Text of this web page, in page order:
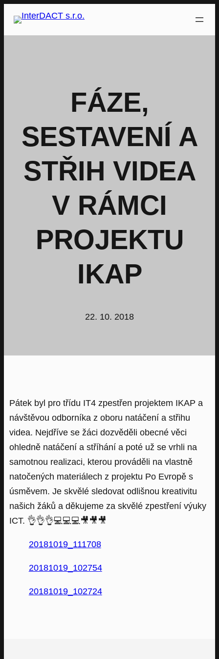
Přeskočit
FÁZE,
SESTAVENÍ A
STŘIH VIDEA
V RÁMCI
PROJEKTU
IKAP
22. 10. 2018
Pátek byl pro třídu IT4 zpestřen projektem IKAP a
návštěvou odborníka z oboru natáčení a střihu
videa. Nejdříve se žáci dozvěděli obecné věci
ohledně natáčení a stříhání a poté už se vrhli na
samotnou realizaci, kterou prováděli na vlastně
natočených materiálech z projektu Po Evropě s
úsměvem. Je skvělé sledovat odlišnou kreativitu
našich žáků a děkujeme za skvělé zpestření výuky
ICT. 👌👌👌💻💻💻🎥 🎥 🎥
20181019_111708
20181019_102754
20181019_102724